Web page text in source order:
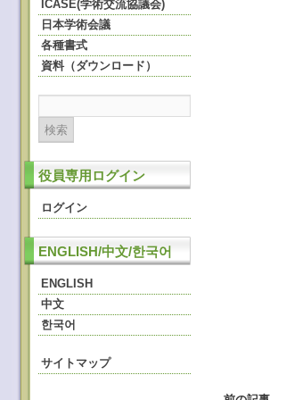
ICASE(学術交流協議会)
日本学術会議
各種書式
資料（ダウンロード）
役員専用ログイン
ログイン
ENGLISH/中文/한국어
ENGLISH
中文
한국어
サイトマップ